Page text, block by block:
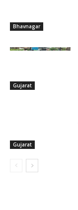
Bhavnagar
Gujarat
Gujarat